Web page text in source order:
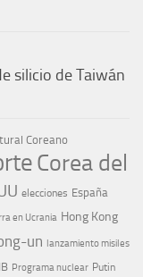
silicio de Taiwán
Coreano
Corea del
elecciones España
en Ucrania Hong Kong
un lanzamiento misiles
Programa nuclear Putin